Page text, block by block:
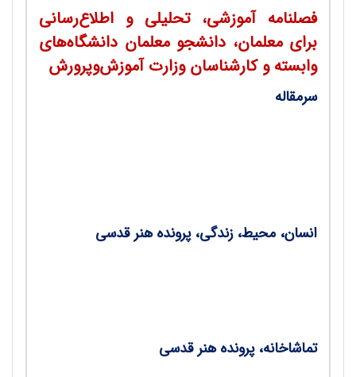
فصلنامه آموزشی، تحلیلی و اطلاع‌رسانی
برای معلمان، دانشجو معلمان دانشگاه‌های
وابسته و کارشناسان وزارت آموزش‌وپرورش
سرمقاله
انسان، محیط، زندگی، پرونده هنر قدسی
تماشاخانه، پرونده هنر قدسی